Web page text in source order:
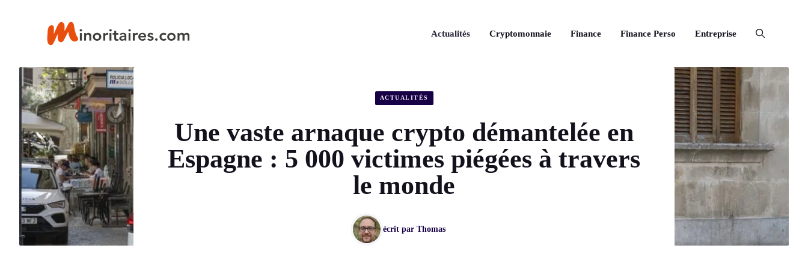
Actualités Cryptomonnaie Finance Finance Perso Entreprise
ACTUALITÉS
Une vaste arnaque crypto démantelée en
Espagne : 5 000 victimes piégées à travers
le monde
écrit par Thomas